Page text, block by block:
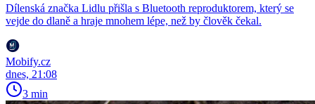
Dílenská značka Lidlu přišla s Bluetooth reproduktorem, který se
vejde do dlaně a hraje mnohem lépe, než by člověk čekal.
Mobify.cz
dnes, 21:08
3 min